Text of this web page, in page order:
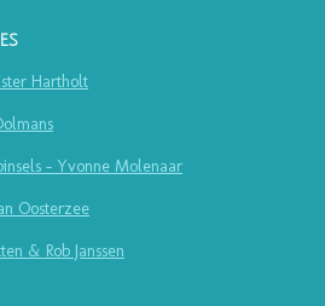
Hartholt
- Yvonne Molenaar
Oosterzee
& Rob Janssen